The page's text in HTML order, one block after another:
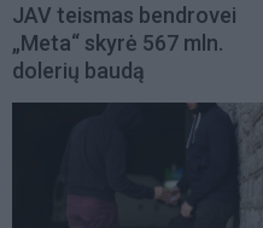
JAV teismas bendrovei
„Meta“ skyrė 567 mln.
dolerių baudą